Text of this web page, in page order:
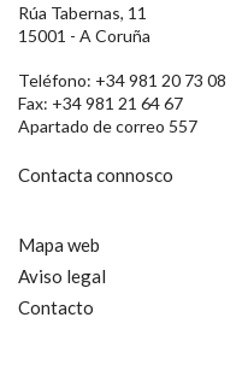
Rúa Tabernas, 11
15001 - A Coruña
Teléfono: +34 981 20 73 08
Fax: +34 981 21 64 67
Apartado de correo 557
Contacta connosco
Mapa web
Aviso legal
Contacto